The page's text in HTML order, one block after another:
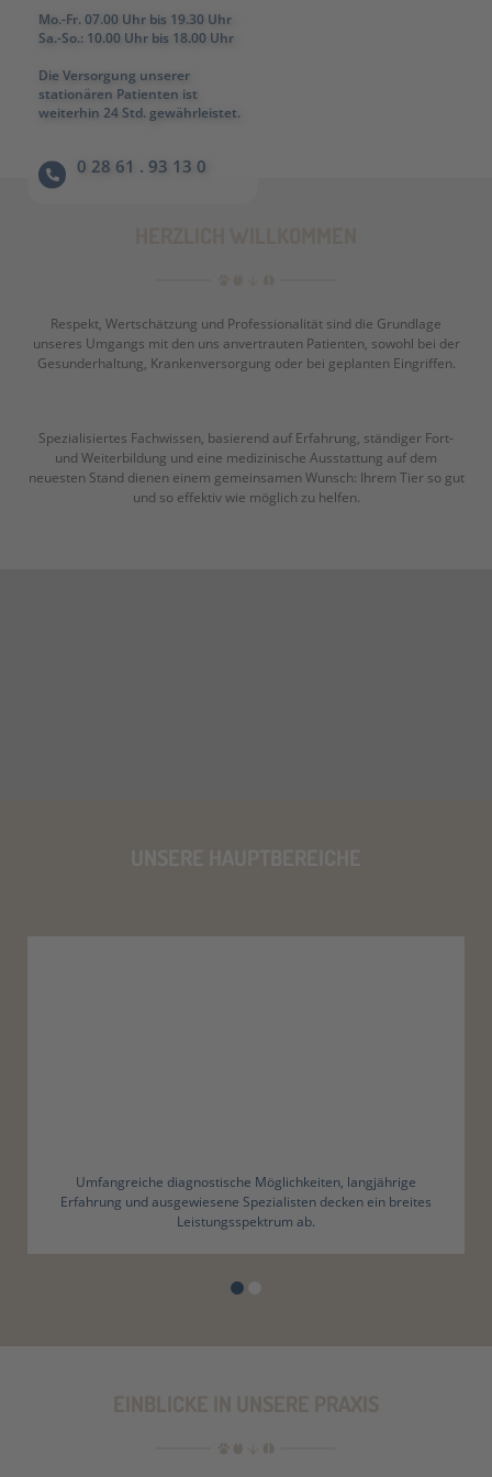
Mo.-Fr. 07.00 Uhr bis 19.30 Uhr
Sa.-So.: 10.00 Uhr bis 18.00 Uhr
Die Versorgung unserer
stationären Patienten ist
weiterhin 24 Std. gewährleistet.
0 28 61 . 93 13 0
Respekt, Wertschätzung und Professionalität sind die Grundlage
unseres Umgangs mit den uns anvertrauten Patienten, sowohl bei der
Gesunderhaltung, Krankenversorgung oder bei geplanten Eingriffen.
Spezialisiertes Fachwissen, basierend auf Erfahrung, ständiger Fort-
und Weiterbildung und eine medizinische Ausstattung auf dem
neuesten Stand dienen einem gemeinsamen Wunsch: Ihrem Tier so gut
und so effektiv wie möglich zu helfen.
Umfangreiche diagnostische Möglichkeiten, langjährige
Erfahrung und ausgewiesene Spezialisten decken ein breites
Leistungsspektrum ab.